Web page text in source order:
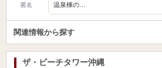
匿名
温泉棟の…
関連情報から探す
ザ・ビーチタワー沖縄